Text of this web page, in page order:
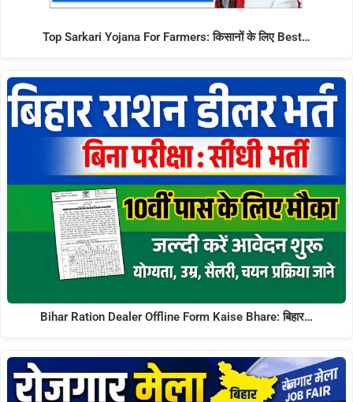
Top Sarkari Yojana For Farmers: किसानों के लिए Best…
Bihar Ration Dealer Offline Form Kaise Bhare: बिहार…